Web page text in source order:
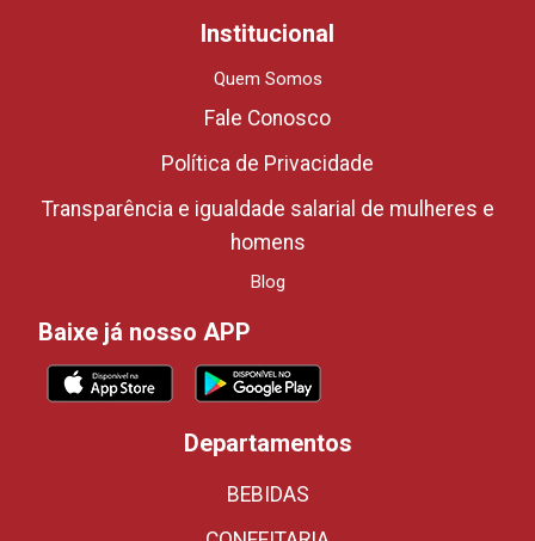
Institucional
Quem Somos
Fale Conosco
Política de Privacidade
Transparência e igualdade salarial de mulheres e
homens
Blog
Baixe já nosso APP
Departamentos
BEBIDAS